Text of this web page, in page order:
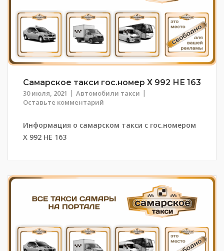
Самарское такси гос.номер Х 992 НЕ 163
30 июля, 2021
Автомобили такси
Оставьте комментарий
Информация о самарском такси с гос.номером
Х 992 НЕ 163